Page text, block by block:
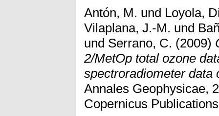
Antón, M. und Loyola,
Vilaplana, J.-M. und
und Serrano, C. (2009)
2/MetOp total ozone
spectroradiometer data
Annales Geophysicae,
Copernicus